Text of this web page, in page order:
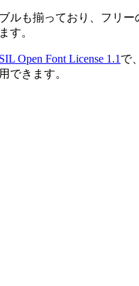
ルも揃っており、フリー
す。
SIL Open Font License 1.1 で
できます。